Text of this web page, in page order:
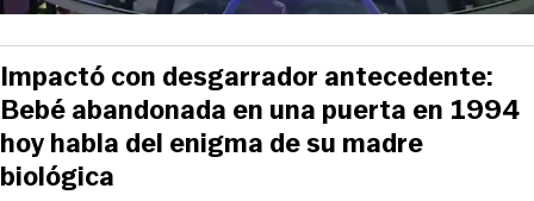
Impactó con desgarrador antecedente:
Bebé abandonada en una puerta en 1994
hoy habla del enigma de su madre
biológica